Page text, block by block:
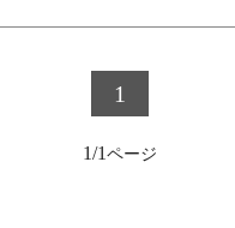
1
1/1